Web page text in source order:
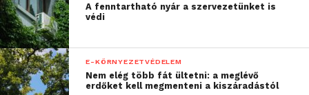
információk védelméről. Egyre több szervezetnél
belátják, hogy nem az a kérdés, hogy feltörhetik-e a
rendszereiket, hanem az, hogy mindez mikor fog
megtörténni. Egyes kiberbiztonsági szakértők
szerint azonban már ennél is rosszabb a helyzet, és
A fenntartható nyár a szervezetünket is
védi
E-KÖRNYEZETVÉDELEM
Nem elég több fát ültetni: a meglévő
erdőket kell megmenteni a kiszáradástól